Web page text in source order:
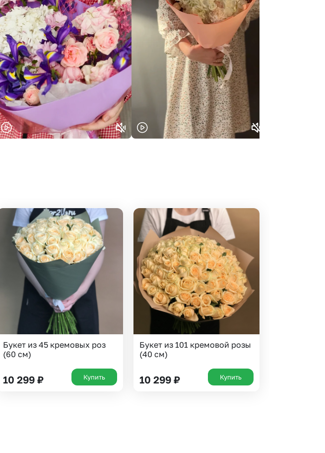
Санкт-Петербург
Самара
Екатеринбург
Воронеж
Букет из 45 кремовых роз
(60 см)
10 299 ₽ Купить
Букет из 101 кремовой розы
(40 см)
10 299 ₽ Купить